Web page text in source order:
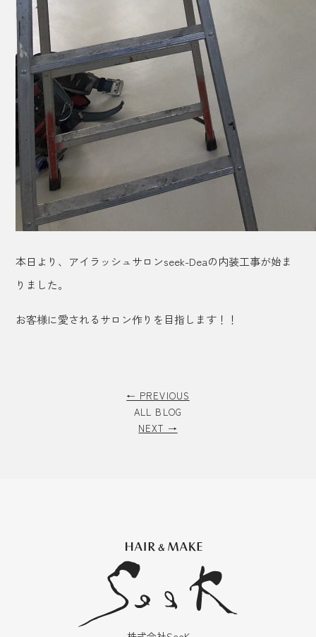
本日より、アイラッシュサロンseek-Deaの内装工事が始ま
りました。
お客様に愛されるサロン作りを目指します！！
← PREVIOUS
ALL BLOG
NEXT →